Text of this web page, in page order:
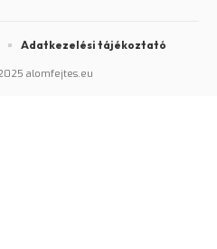
alomfejtes.eu
Adatkezelési tájékoztató